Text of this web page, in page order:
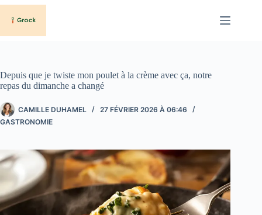
Passer
contenu
Depuis que je twiste mon poulet à la crème avec ça, notre
repas du dimanche a changé
CAMILLE DUHAMEL
27 FÉVRIER 2026 À 06:46
GASTRONOMIE